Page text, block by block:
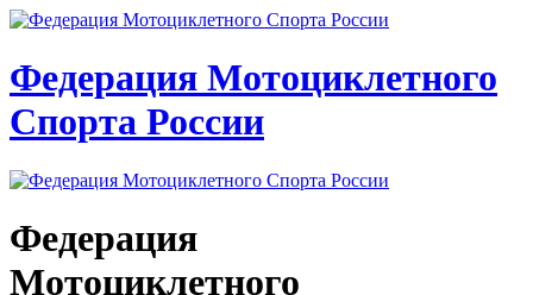
Федерация Мотоциклетного
Спорта России
Федерация
Мотоциклетного